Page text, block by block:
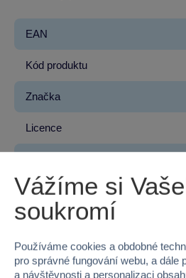
EAN
Kód produktu
Značka
Licence
Věk od
Pohlaví
Šířka
Vážíme si
soukromí
Používáme cookies a obdobné
pro správné fungování webu, a dále
a návštěvnosti a personalizaci